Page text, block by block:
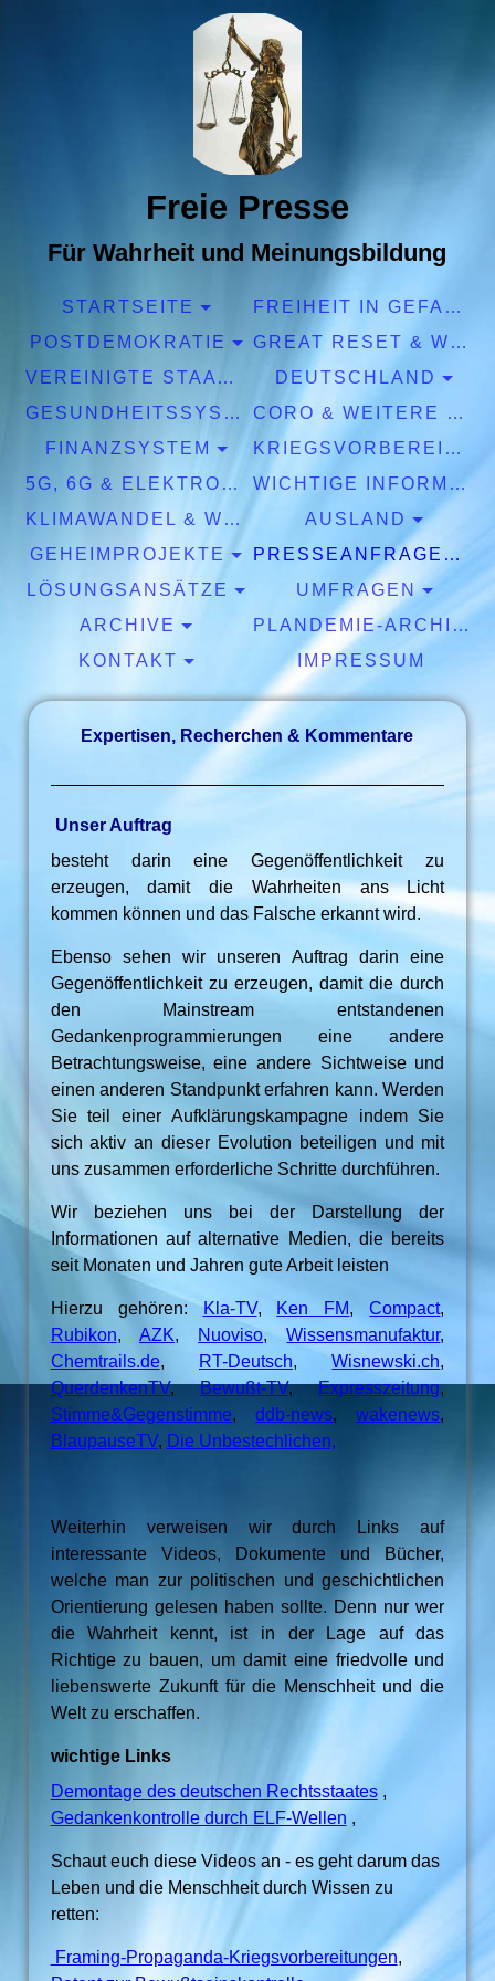
Freie Presse
Für Wahrheit und Meinungsbildung
STARTSEITE
FREIHEIT IN GEFAHR
POSTDEMOKRATIE
GREAT RESET & WEF
VEREINIGTE STAATEN EUROPA
DEUTSCHLAND
GESUNDHEITSSYSTEM
CORO & WEITERE PANDEMIEN
FINANZSYSTEM
KRIEGSVORBEREITUNGEN
5G, 6G & ELEKTROSMOG
WICHTIGE INFORMATIONEN
KLIMAWANDEL & WETTER
AUSLAND
GEHEIMPROJEKTE
PRESSEANFRAGEN & EXPERTISEN
LÖSUNGSANSÄTZE
UMFRAGEN
ARCHIVE
PLANDEMIE-ARCHIV
KONTAKT
IMPRESSUM
Expertisen, Recherchen & Kommentare
Unser Auftrag
besteht darin eine Gegenöffentlichkeit zu
erzeugen, damit die Wahrheiten ans Licht
kommen können und das Falsche erkannt wird.
Ebenso sehen wir unseren Auftrag darin eine
Gegenöffentlichkeit zu erzeugen, damit die durch
den Mainstream entstandenen
Gedankenprogrammierungen eine andere
Betrachtungsweise, eine andere Sichtweise und
einen anderen Standpunkt erfahren kann. Werden
Sie teil einer Aufklärungskampagne indem Sie
sich aktiv an dieser Evolution beteiligen und mit
uns zusammen erforderliche Schritte durchführen.
Wir beziehen uns bei der Darstellung der
Informationen auf alternative Medien, die bereits
seit Monaten und Jahren gute Arbeit leisten
Hierzu gehören:Kla-TV, Ken FM,Compact,
Rubikon, AZK, Nuoviso,Wissensmanufaktur,
Chemtrails.de, RT-Deutsch,Wisnewski.ch,
QuerdenkenTV,Bewußt-TV, Expresszeitung,
Stimme&Gegenstimme, ddb-news, wakenews,
BlaupauseTV, Die Unbestechlichen,
Weiterhin verweisen wir durch Links auf
interessante Videos, Dokumente und Bücher,
welche man zur politischen und geschichtlichen
Orientierung gelesen haben sollte. Denn nur wer
die Wahrheit kennt, ist in der Lage auf das
Richtige zu bauen, um damit eine friedvolle und
liebenswerte Zukunft für die Menschheit und die
Welt zu erschaffen.
wichtige Links
Demontage des deutschen Rechtsstaates,
Gedankenkontrolle durch ELF-Wellen ,
Schaut euch diese Videos an - es geht darum das
Leben und die Menschheit durch Wissen zu
retten:
Framing-Propaganda-Kriegsvorbereitungen,